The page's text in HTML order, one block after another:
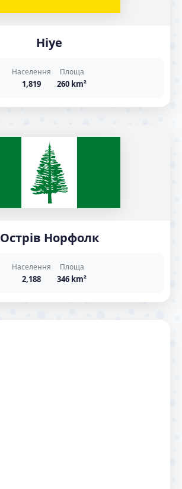
Ніуе
Населення
1,819
Площа
260 km²
Острів Норфолк
Населення
2,188
Площа
346 km²